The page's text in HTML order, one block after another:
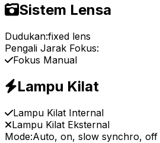
Sistem Lensa
Dudukan:fixed lens
Pengali Jarak Fokus:
Fokus Manual
Lampu Kilat
Lampu Kilat Internal
Lampu Kilat Eksternal
Mode:Auto, on, slow synchro, off